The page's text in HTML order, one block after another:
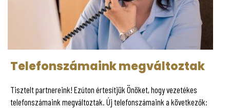
Telefonszámaink megváltoztak
Tisztelt partnereink! Ezúton értesítjük Önöket, hogy vezetékes
telefonszámaink megváltoztak. Új telefonszámaink a következők: